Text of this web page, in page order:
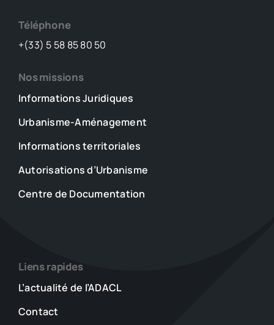
Téléphone
+(33) 5 58 85 80 50
Nos missions
Informations Juridiques
Urbanisme-Aménagement
Informations territoriales
Autorisations d’Urbanisme
Centre de Documentation
Liens rapides
L’actualité de l’ADACL
Contact